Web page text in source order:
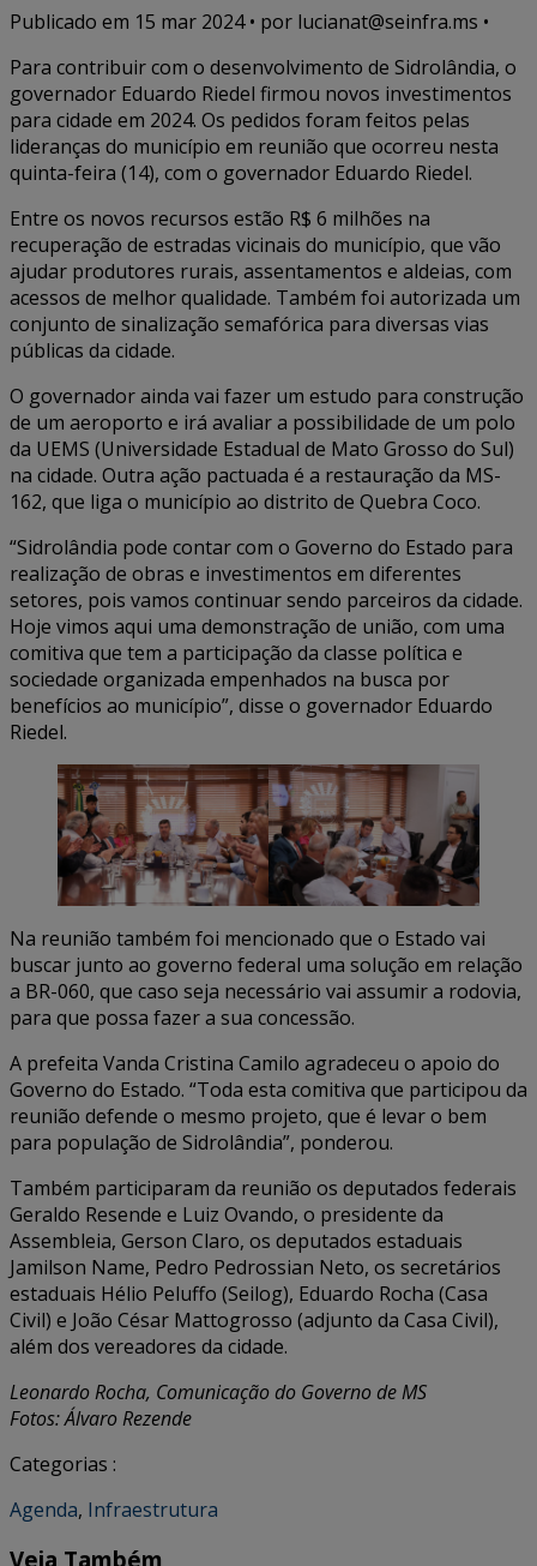
Publicado em 15 mar 2024• por lucianat@seinfra.ms •
Para contribuir com o desenvolvimento de Sidrolândia, o
governador Eduardo Riedel firmou novos investimentos
para cidade em 2024. Os pedidos foram feitos pelas
lideranças do município em reunião que ocorreu nesta
quinta-feira (14), com o governador Eduardo Riedel.
Entre os novos recursos estão R$ 6 milhões na
recuperação de estradas vicinais do município, que vão
ajudar produtores rurais, assentamentos e aldeias, com
acessos de melhor qualidade. Também foi autorizada um
conjunto de sinalização semafórica para diversas vias
públicas da cidade.
O governador ainda vai fazer um estudo para construção
de um aeroporto e irá avaliar a possibilidade de um polo
da UEMS (Universidade Estadual de Mato Grosso do Sul)
na cidade. Outra ação pactuada é a restauração da MS-
162, que liga o município ao distrito de Quebra Coco.
“Sidrolândia pode contar com o Governo do Estado para
realização de obras e investimentos em diferentes
setores, pois vamos continuar sendo parceiros da cidade.
Hoje vimos aqui uma demonstração de união, com uma
comitiva que tem a participação da classe política e
sociedade organizada empenhados na busca por
benefícios ao município”, disse o governador Eduardo
Riedel.
Na reunião também foi mencionado que o Estado vai
buscar junto ao governo federal uma solução em relação
a BR-060, que caso seja necessário vai assumir a rodovia,
para que possa fazer a sua concessão.
A prefeita Vanda Cristina Camilo agradeceu o apoio do
Governo do Estado. “Toda esta comitiva que participou da
reunião defende o mesmo projeto, que é levar o bem
para população de Sidrolândia”, ponderou.
Também participaram da reunião os deputados federais
Geraldo Resende e Luiz Ovando, o presidente da
Assembleia, Gerson Claro, os deputados estaduais
Jamilson Name, Pedro Pedrossian Neto, os secretários
estaduais Hélio Peluffo (Seilog), Eduardo Rocha (Casa
Civil) e João César Mattogrosso (adjunto da Casa Civil),
além dos vereadores da cidade.
Leonardo Rocha, Comunicação do Governo de MS
Fotos: Álvaro Rezende
Categorias :
Agenda, Infraestrutura
Veja Também